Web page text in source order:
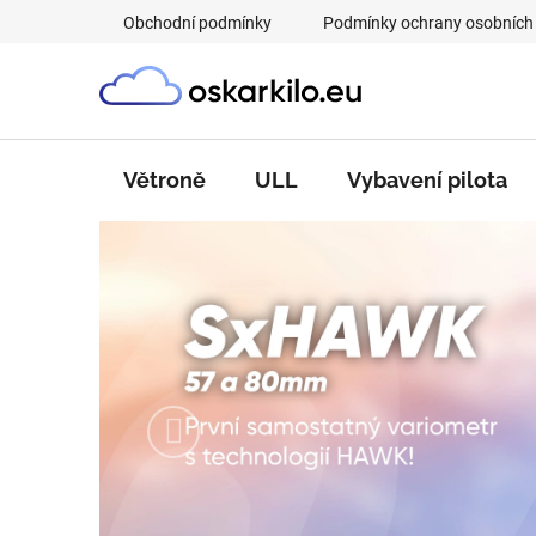
Obchodní podmínky Podmínky ochrany
Větroně ULL Vybavení pilota
í
á
m Předchozí